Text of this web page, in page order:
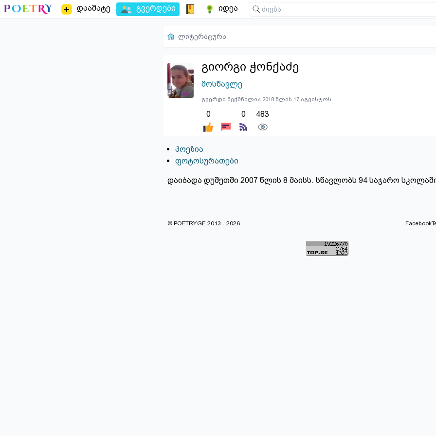
დაამატე გვერდები იდეა
ლიტერატურა
გიორგი ჭონქაძე
მოსწავლე
გვერდი შექმნილია 2018 წლის 17 აგვისტოს
0 0 483
პოეზია
ფოტოსურათები
დაიბადა დუშეთში 2007 წლის 8 მაისს. სწავლობს 94 საჯარო
© POETRY.GE 2013 - 2026 Facebook